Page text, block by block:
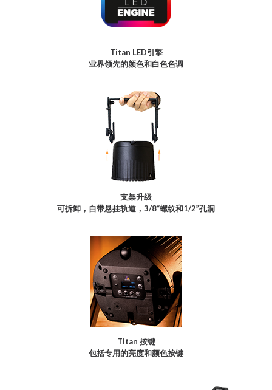
Titan LED引擎
业界领先的颜色和白色色调
支架升级
可拆卸，自带悬挂轨道，3/8“螺纹和1/2”孔洞
Titan 按键
包括专用的亮度和颜色按键